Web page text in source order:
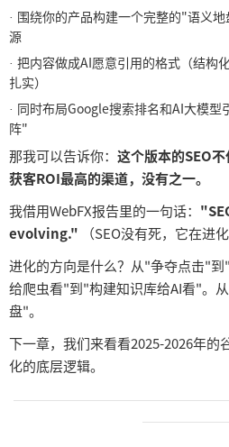
· 围绕你的产品构建一个完整的"语义地
源
· 把内容做成AI愿意引用的格式（结构
扎实）
· 同时布局Google搜索排名和AI大模
阵"
那我可以告诉你： 这个版本的SEO
获客ROI最高的渠道，没有之一。
我借用WebFX报告里的一句话：
evolving."
（SEO没有死，它在进化
进化的方向是什么？从"争夺点击"
给爬虫看"到"构建知识库给AI看"。
盘"。
下一章，我们来看看2025-2026年的
化的底层逻辑。